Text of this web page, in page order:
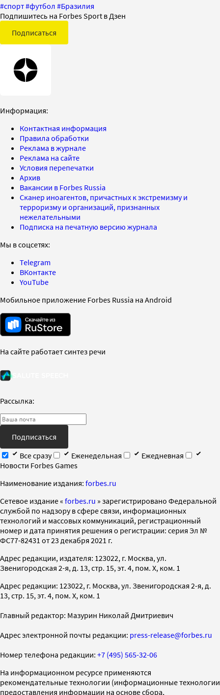
#спорт#футбол #Бразилия
Подпишитесь на Forbes Sport в Дзен
Подписаться
Информация:
Контактная информация
Правила обработки
Реклама в журнале
Реклама на сайте
Условия перепечатки
Архив
Вакансии в Forbes Russia
Сканер иноагентов, причастных к экстремизму и
терроризму и организаций, признанных
нежелательными
Подписка на печатную версию журнала
Мы в соцсетях:
Telegram
ВКонтакте
YouTube
Мобильное приложение Forbes Russia на Android
На сайте работает синтез речи
Рассылка:
Подписаться
Все сразу
Еженедельная
Ежедневная
Новости Forbes Games
Наименование издания: forbes.ru
Cетевое издание « forbes.ru » зарегистрировано Федеральной
службой по надзору в сфере связи, информационных
технологий и массовых коммуникаций, регистрационный
номер и дата принятия решения о регистрации: серия Эл №
ФС77-82431 от 23 декабря 2021 г.
Адрес редакции, издателя: 123022, г. Москва, ул.
Звенигородская 2-я, д. 13, стр. 15, эт. 4, пом. X, ком. 1
Адрес редакции: 123022, г. Москва, ул. Звенигородская 2-я, д.
13, стр. 15, эт. 4, пом. X, ком. 1
Главный редактор: Мазурин Николай Дмитриевич
Адрес электронной почты редакции: press-release@forbes.ru
Номер телефона редакции: +7 (495) 565-32-06
На информационном ресурсе применяются
рекомендательные технологии (информационные технологии
предоставления информации на основе сбора,